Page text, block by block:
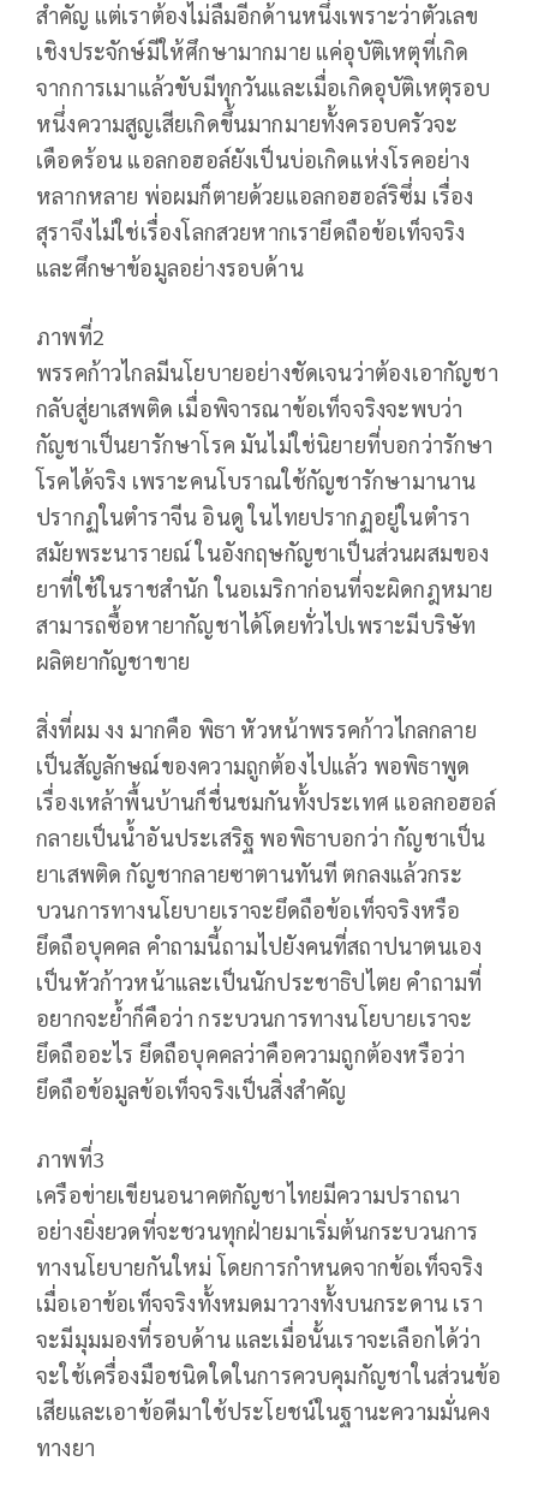
สำคัญ แต่เราต้องไม่ลืมอีกด้านหนึ่งเพราะว่าตัวเลข
เชิงประจักษ์มีให้ศึกษามากมาย แค่อุบัติเหตุที่เกิด
จากการเมาแล้วขับมีทุกวันและเมื่อเกิดอุบัติเหตุรอบ
หนึ่งความสูญเสียเกิดขึ้นมากมายทั้งครอบครัวจะ
เดือดร้อน แอลกอฮอล์ยังเป็นบ่อเกิดแห่งโรคอย่าง
หลากหลาย พ่อผมก็ตายด้วยแอลกอฮอล์ริซึ่ม เรื่อง
สุราจึงไม่ใช่เรื่องโลกสวยหากเรายึดถือข้อเท็จจริง
และศึกษาข้อมูลอย่างรอบด้าน
ภาพที่2
พรรคก้าวไกลมีนโยบายอย่างชัดเจนว่าต้องเอากัญชา
กลับสู่ยาเสพติด เมื่อพิจารณาข้อเท็จจริงจะพบว่า
กัญชาเป็นยารักษาโรค มันไม่ใช่นิยายที่บอกว่ารักษา
โรคได้จริง เพราะคนโบราณใช้กัญชารักษามานาน
ปรากฏในตำราจีน อินดู ในไทยปรากฏอยู่ในตำรา
สมัยพระนารายณ์ ในอังกฤษกัญชาเป็นส่วนผสมของ
ยาที่ใช้ในราชสำนัก ในอเมริกาก่อนที่จะผิดกฎหมาย
สามารถซื้อหายากัญชาได้โดยทั่วไปเพราะมีบริษัท
ผลิตยากัญชาขาย
สิ่งที่ผม งง มากคือ พิธา หัวหน้าพรรคก้าวไกลกลาย
เป็นสัญลักษณ์ของความถูกต้องไปแล้ว พอพิธาพูด
เรื่องเหล้าพื้นบ้านก็ชื่นชมกันทั้งประเทศ แอลกอฮอล์
กลายเป็นน้ำอันประเสริฐ พอพิธาบอกว่า กัญชาเป็น
ยาเสพติด กัญชากลายซาตานทันที ตกลงแล้วกระ
บวนการทางนโยบายเราจะยึดถือข้อเท็จจริงหรือ
ยึดถือบุคคล คำถามนี้ถามไปยังคนที่สถาปนาตนเอง
เป็นหัวก้าวหน้าและเป็นนักประชาธิปไตย คำถามที่
อยากจะย้ำก็คือว่า กระบวนการทางนโยบายเราจะ
ยึดถืออะไร ยึดถือบุคคลว่าคือความถูกต้องหรือว่า
ยึดถือข้อมูลข้อเท็จจริงเป็นสิ่งสำคัญ
ภาพที่3
เครือข่ายเขียนอนาคตกัญชาไทยมีความปราถนา
อย่างยิ่งยวดที่จะชวนทุกฝ่ายมาเริ่มต้นกระบวนการ
ทางนโยบายกันใหม่ โดยการกำหนดจากข้อเท็จจริง
เมื่อเอาข้อเท็จจริงทั้งหมดมาวางทั้งบนกระดาน เรา
จะมีมุมมองที่รอบด้าน และเมื่อนั้นเราจะเลือกได้ว่า
จะใช้เครื่องมือชนิดใดในการควบคุมกัญชาในส่วนข้อ
เสียและเอาข้อดีมาใช้ประโยชน์ในฐานะความมั่นคง
ทางยา